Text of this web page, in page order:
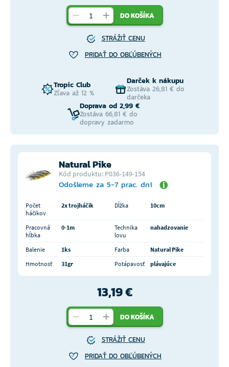
DO KOŠÍKA
STRÁŽIŤ CENU
PRIDAŤ DO OBĽÚBENÝCH
Tropic Club
Zľava až 12 %
Darček k nákupu
Zostáva 26,81 € do
darčeka
Doprava od 2,99 €
Zostáva 66,81 € do
dopravy zadarmo
Natural Pike
Kód produktu: P036-149-154
Odošleme za 5-7 prac. dní
Počet
háčikov
2x trojháčik Dĺžka 10cm
Pracovná
hĺbka
0-1m
Technika
lovu
nahadzovanie
Balenie 1ks Farba
Natural Pike
Hmotnosť
31gr Potápavosť plávajúce
13,19 €
DO KOŠÍKA
STRÁŽIŤ CENU
PRIDAŤ DO OBĽÚBENÝCH